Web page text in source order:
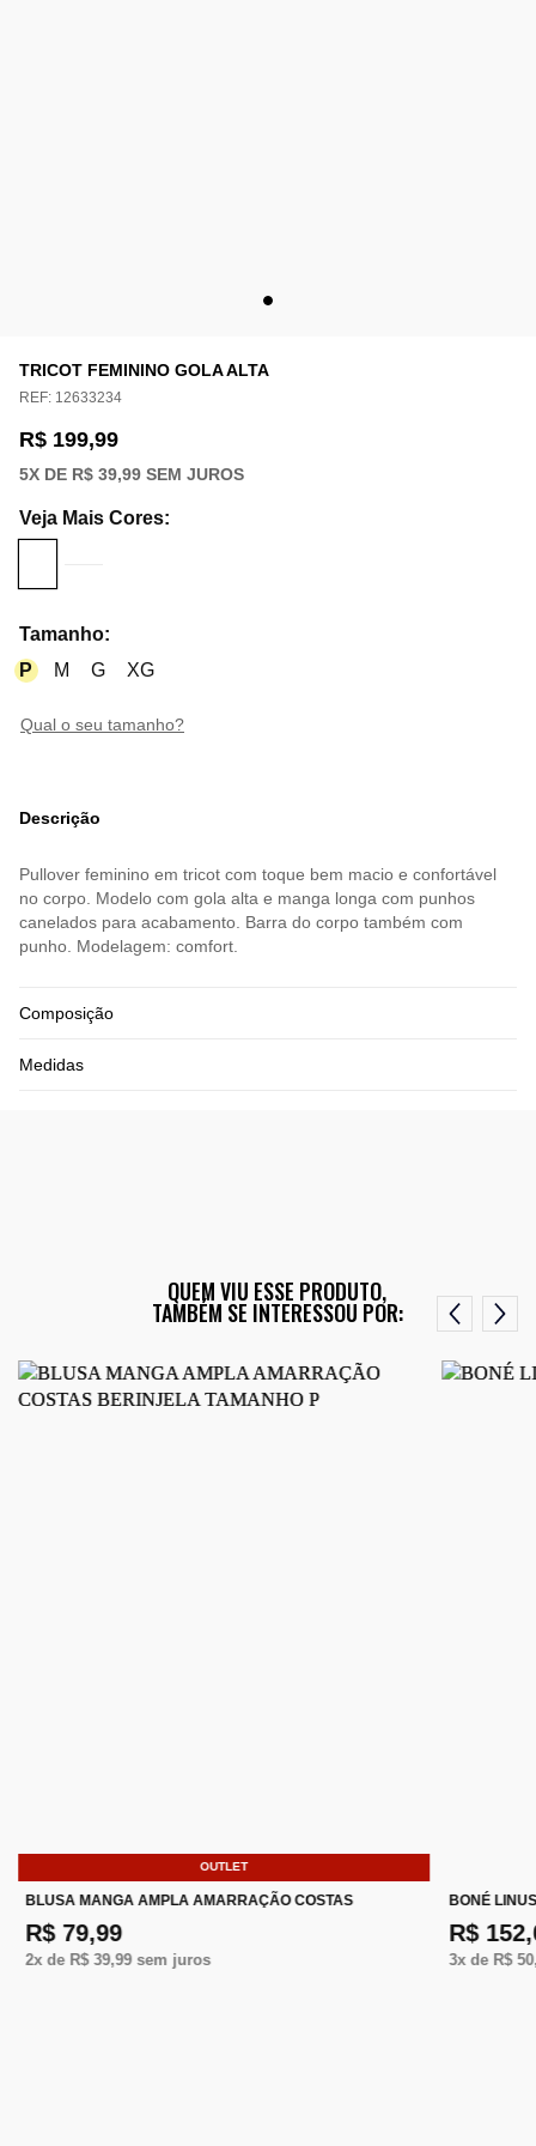
TRICOT FEMININO GOLA ALTA
REF: 12633234
R$ 199,99
5X DE R$ 39,99 SEM JUROS
Veja Mais Cores:
Tamanho:
P
M G XG
qual o seu tamanho?
Descrição
Pullover feminino em tricot com toque bem macio e confortável
no corpo. Modelo com gola alta e manga longa com punhos
canelados para acabamento. Barra do corpo também com
punho. Modelagem: comfort.
Composição
Medidas
QUEM VIU ESSE PRODUTO,
TAMBÉM SE INTERESSOU POR:
OUTLET
BLUSA MANGA AMPLA AMARRAÇÃO COSTAS
R$ 79,99
2x de R$ 39,99sem juros
BONÉ
R$
3x de R$